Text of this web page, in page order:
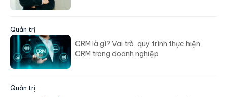
Quản trị
CRM là gì? Vai trò, quy trình thực hiện
CRM trong doanh nghiệp
Quản trị